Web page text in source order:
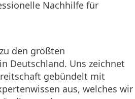
Nachhilfe für
den größten
Deutschland. Uns zeichnet
gebündelt mit
aus, welches wir